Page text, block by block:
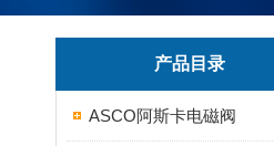
产品目录
ASCO阿斯卡电磁阀